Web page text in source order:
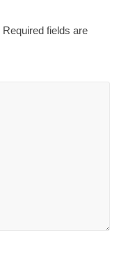
Required fields are